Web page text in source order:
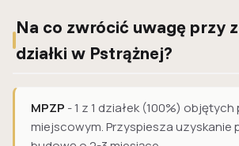
Na co zwrócić uwagę przy
działki w Pstrążnej?
MPZP - 1 z 1 działek (100%) objętych
miejscowym. Przyspiesza uzyskanie